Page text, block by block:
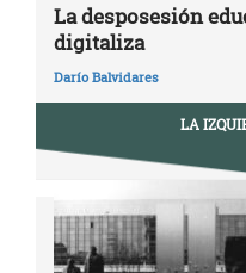
La desposesión
digitaliza
Darío Balvidares
LA